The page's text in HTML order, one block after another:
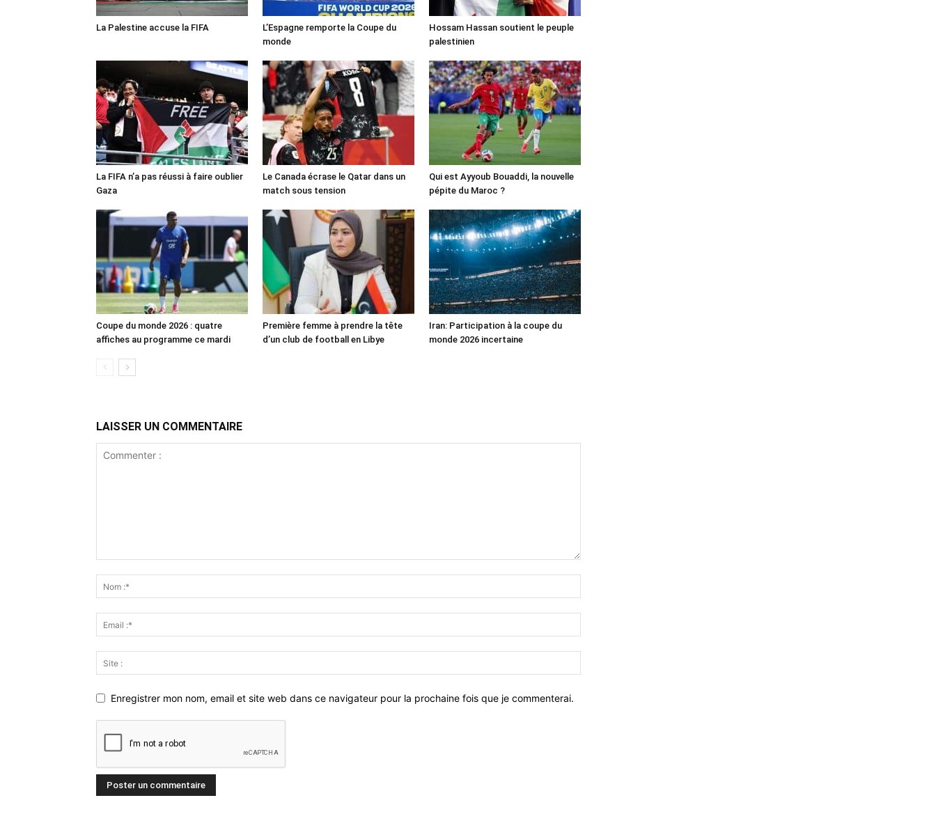
La Palestine accuse la FIFA
L’Espagne remporte la Coupe du
monde
Hossam Hassan soutient le peuple
palestinien
La FIFA n’a pas réussi à faire oublier
Gaza
Le Canada écrase le Qatar dans un
match sous tension
Qui est Ayyoub Bouaddi, la nouvelle
pépite du Maroc ?
Coupe du monde 2026 : quatre
affiches au programme ce mardi
Première femme à prendre la tête
d’un club de football en Libye
Iran: Participation à la coupe du
monde 2026 incertaine
LAISSER UN COMMENTAIRE
Enregistrer mon nom, email et site web dans ce navigateur pour la prochaine fois que je commenterai.